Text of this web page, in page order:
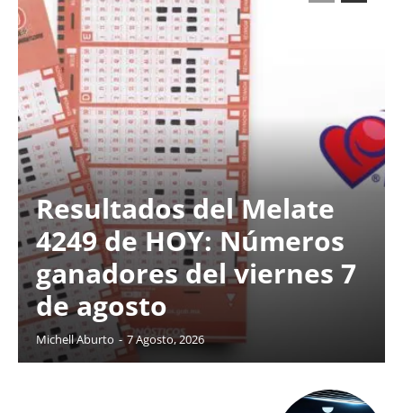
Resultados del Melate
4249 de HOY: Números
ganadores del viernes 7
de agosto
Michell Aburto - 7 Agosto, 2026